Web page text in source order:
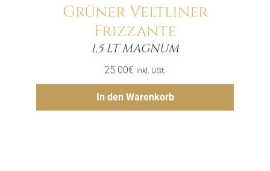
Grüner Veltliner
Frizzante
1,5 LT MAGNUM
25.00€ inkl. USt.
In den Warenkorb
Menge
Hinzufügen